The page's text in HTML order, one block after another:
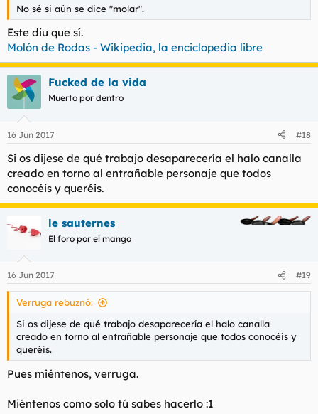
No sé si aún se dice "molar".
Este diu que sí.
Molón de Rodas - Wikipedia, la enciclopedia libre
Fucked de la vida
Muerto por dentro
16 Jun 2017 #18
Si os dijese de qué trabajo desaparecería el halo canalla
creado en torno al entrañable personaje que todos
conocéis y queréis.
le sauternes
El foro por el mango
16 Jun 2017 #19
Verruga rebuznó:
Si os dijese de qué trabajo desaparecería el halo canalla
creado en torno al entrañable personaje que todos conocéis y
queréis.
Pues miéntenos, verruga.
Miéntenos como solo tú sabes hacerlo :1